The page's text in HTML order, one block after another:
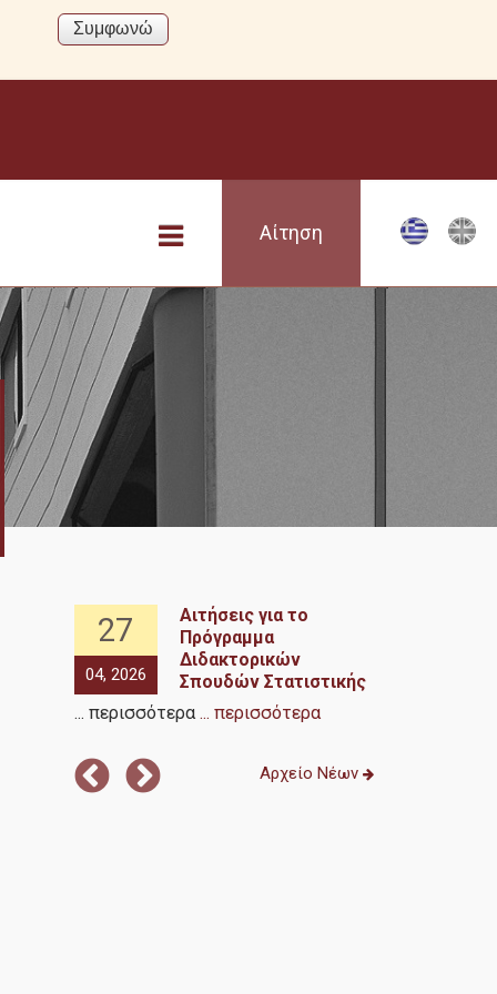
Αίτηση
27
04, 2026
Αιτήσεις για το
Πρόγραμμα
Διδακτορικών
Σπουδών Στατιστικής
... περισσότερα ... περισσότερα
Αρχείο Νέων